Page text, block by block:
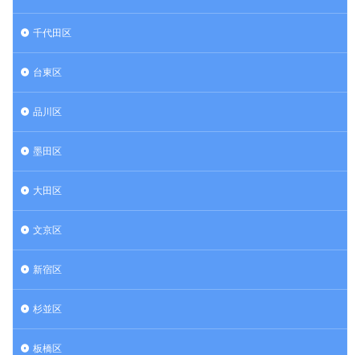
千代田区
台東区
品川区
墨田区
大田区
文京区
新宿区
杉並区
板橋区